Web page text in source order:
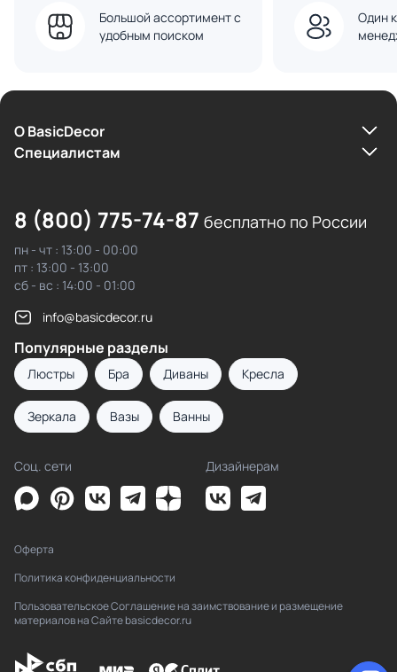
Большой ассортимент с
удобным поиском
Один
О BasicDecor
Cпециалистам
8 (800) 775-74-87 бесплатно по России
пн - чт : 13:00 - 00:00
пт : 13:00 - 13:00
сб - вс : 14:00 - 01:00
info@basicdecor.ru
Популярные разделы
Люстры Бра Диваны Кресла
Зеркала Вазы Ванны
Соц. сети Дизайнерам
Оферта
Политика конфиденциальности
Пользовательское Соглашение на заимствование и размещение
материалов на Сайте basicdecor.ru